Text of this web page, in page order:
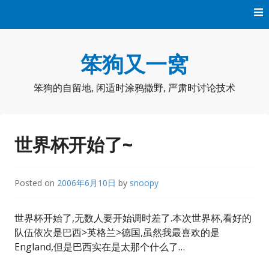
笨狗又一窝
笨狗的自留地, 闲适时涂鸦撒野, 严肃时讨论技术
世界杯开始了~
Posted on 2006年6月10日 by snoopy
世界杯开始了,无数人要开始调时差了.本次世界杯,看好的
队伍依次是巴西>英格兰>德国,虽然我最喜欢的是
England,但是巴西实在是太那个什么了…